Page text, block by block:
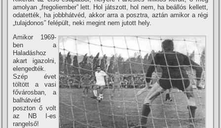
amolyan „fregoliember” lett. Hol játszott, hol nem, ha beállós kellett,
odatették, ha jobbhátvéd, akkor arra a posztra, aztán amikor a régi
„tulajdonos” felépült, neki megint nem jutott hely.
Amikor 1969-
ben a
Haladáshoz
akart igazolni,
elengedték.
Szép évet
töltött a vasi
fővárosban, a
balhátvéd
poszton ő volt
az NB I-es
rangelső!